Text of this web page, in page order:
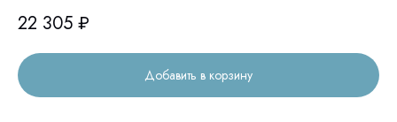
22 305 ₽
Добавить в корзину